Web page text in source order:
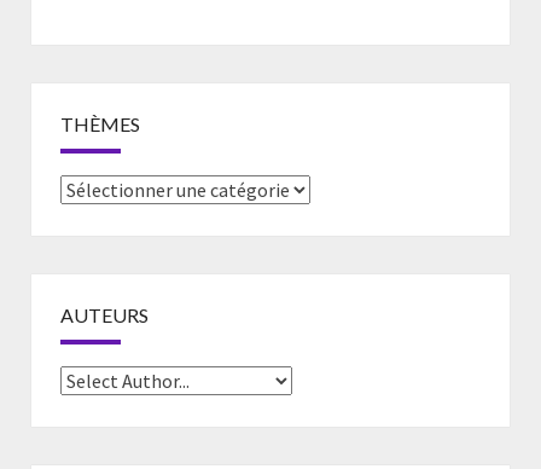
THÈMES
Thèmes
AUTEURS